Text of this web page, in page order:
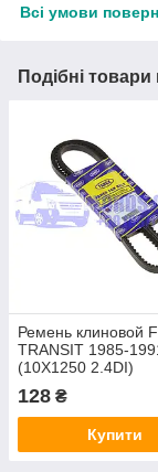
Всі умови
Подібні товари
Ремень клиновой
TRANSIT 1985-
(10X1250 2.4DI)
(6065559/
DP GROUP
128 ₴
Купити